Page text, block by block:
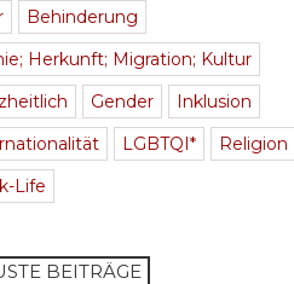
Behinderung
Herkunft; Migration; Kultur
Gender
Inklusion
LGBTQI*
Religion
Life
BEITRÄGE